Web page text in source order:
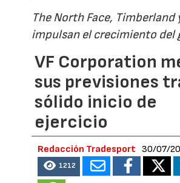
The North Face, Timberland
impulsan el crecimiento del
VF Corporation
sus previsiones
sólido inicio de
ejercicio
Redacción Tradesport 30/07/
1212